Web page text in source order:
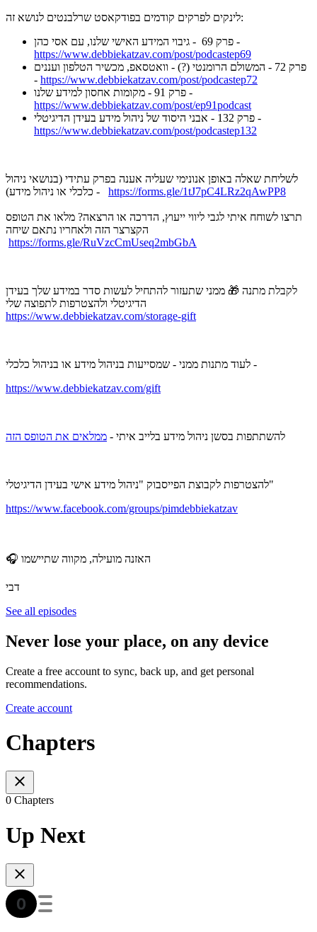
לינקים לפרקים קודמים בפודקאסט שרלבנטים לנושא זה:
פרק 69 - גיבוי המידע האישי שלנו, עם אסי כהן -
https://www.debbiekatzav.com/post/podcastep69
פרק 72 - המשולם הרומנטי (?) - וואטסאפ, מכשיר הטלפון ועננים
- https://www.debbiekatzav.com/post/podcastep72
פרק 91 - מקומות אחסון למידע שלנו -
https://www.debbiekatzav.com/post/ep91podcast
פרק 132 - אבני היסוד של ניהול מידע בעידן הדיגיטלי -
https://www.debbiekatzav.com/post/podcastep132
לשליחת שאלה באופן אנונימי שעליה אענה בפרק עתידי (בנושאי ניהול
כלכלי או ניהול מידע) - https://forms.gle/1tJ7pC4LRz2qAwPP8
תרצו לשוחח איתי לגבי ליווי ייעוץ, הדרכה או הרצאה? מלאו את הטופס
הקצרצר הזה ולאחריו נתאם שיחה
https://forms.gle/RuVzcCmUseq2mbGbA
לקבלת מתנה 🎁 ממני שתעזור להתחיל לעשות סדר במידע שלך בעידן
הדיגיטלי ולהצטרפות לתפוצה שלי
https://www.debbiekatzav.com/storage-gift
לעוד מתנות ממני - שמסייעות בניהול מידע או בניהול כלכלי -
https://www.debbiekatzav.com/gift
להשתתפות בסשן ניהול מידע בלייב איתי - ממלאים את הטופס הזה
להצטרפות לקבוצת הפייסבוק "ניהול מידע אישי בעידן הדיגיטלי"
https://www.facebook.com/groups/pimdebbiekatzav
🎧 האזנה מועילה, מקווה שתיישמו
דבי
See all episodes
Never lose your place, on any device
Create a free account to sync, back up, and get personal
recommendations.
Create account
Chapters
0 Chapters
Up Next